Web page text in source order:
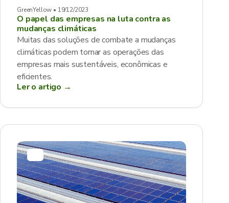
GreenYellow • 19/12/2023
O papel das empresas na luta contra as
mudanças climáticas
Muitas das soluções de combate a mudanças
climáticas podem tornar as operações das
empresas mais sustentáveis, econômicas e
eficientes.
Ler o artigo →